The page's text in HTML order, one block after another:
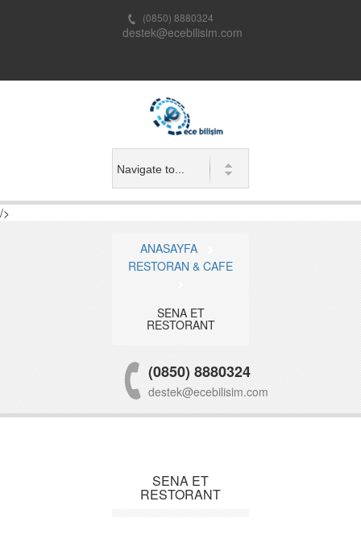
(0850) 8880324
destek@ecebilisim.com
/>
ANASAYFA
RESTORAN & CAFE
SENA ET
RESTORANT
(0850) 8880324
destek@ecebilisim.com
SENA ET
RESTORANT